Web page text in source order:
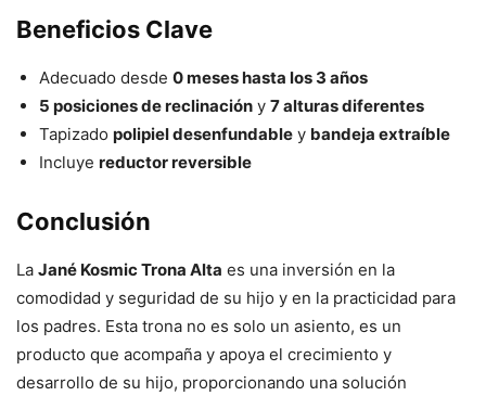
Beneficios Clave
Adecuado desde 0 meses hasta los 3 años
5 posiciones de reclinación y 7 alturas diferentes
Tapizado polipiel desenfundable y bandeja extraíble
Incluye reductor reversible
Conclusión
La Jané Kosmic Trona Alta es una inversión en la
comodidad y seguridad de su hijo y en la practicidad para
los padres. Esta trona no es solo un asiento, es un
producto que acompaña y apoya el crecimiento y
desarrollo de su hijo, proporcionando una solución